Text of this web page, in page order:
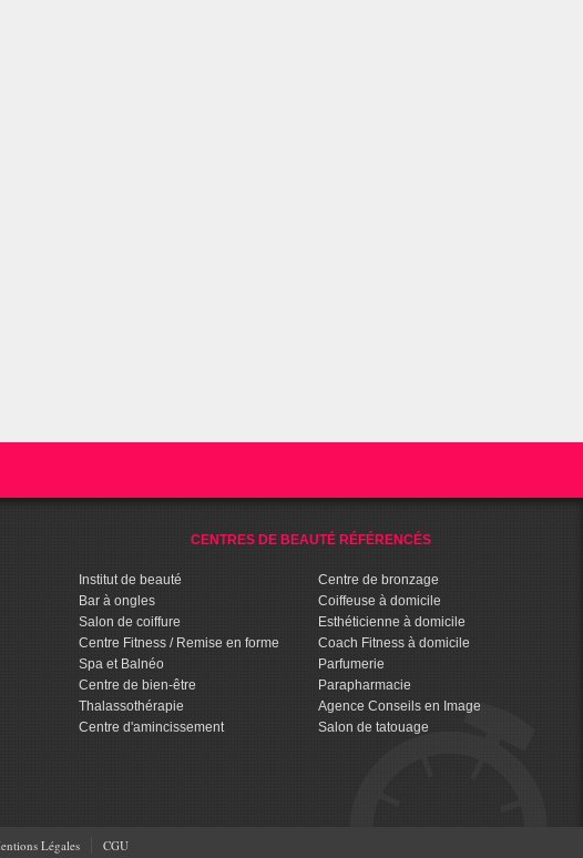
CENTRES DE BEAUTÉ RÉFÉRENCÉS
Institut de beauté
Bar à ongles
Salon de coiffure
Centre Fitness / Remise en forme
Spa et Balnéo
Centre de bien-être
Thalassothérapie
Centre d'amincissement
Centre de bronzage
Coiffeuse à domicile
Esthéticienne à domicile
Coach Fitness à domicile
Parfumerie
Parapharmacie
Agence Conseils en Image
Salon de tatouage
Légales CGU